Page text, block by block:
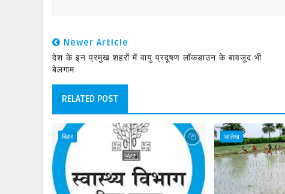
Newer Article
देश के इन प्रमुख शहरों में वायु प्रदूषण लॉकडाउन के बावजूद भी
बेलगाम
RELATED POST
बिहार आलेख